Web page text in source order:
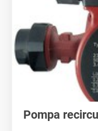
Pompa